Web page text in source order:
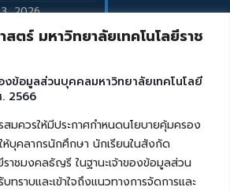
ตร์ มหาวิทยาลัยเทคโนโลยีราช
งข้อมูลส่วนบุคคลมหาวิทยาลัยเทคโนโลยี
2566
รให้มีประกาศกำหนดนโยบายคุ้มครอง
บุคลากรนักศึกษา นักเรียนในสังกัด
ราชมงคลธัญรี ในฐานะเจ้าของข้อมูลส่วน
ราบและเข้าใจถึงแนวทางการจัดการและ
2026